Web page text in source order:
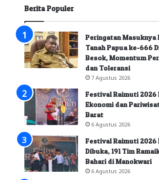
Berita Populer
Peringatan Masuknya
Tanah Papua ke-666
Besok, Momentum
dan Toleransi
7 Agustus 2026
Festival Raimuti 2026
Ekonomi dan
Barat
6 Agustus 2026
Festival Raimuti 2026
Dibuka, 191 Tim
Bahari di Manokwari
6 Agustus 2026